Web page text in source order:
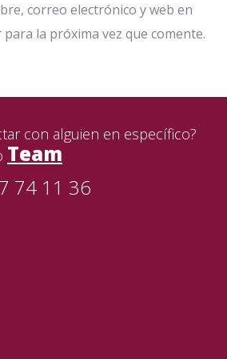
correo electrónico y web en
la próxima vez que comente.
con alguien en específico?
Team
74 11 36